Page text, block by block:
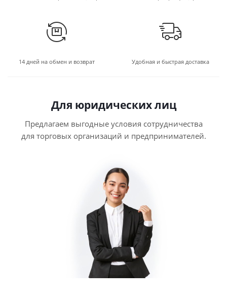
14 дней на обмен и возврат Удобная и быстрая доставка
Для юридических лиц
Предлагаем выгодные условия сотрудничества
для торговых организаций и предпринимателей.